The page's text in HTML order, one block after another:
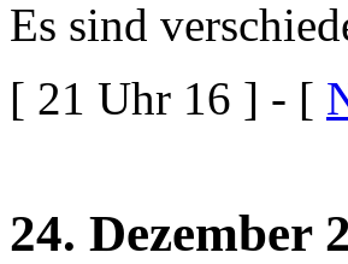
Es sind
[ 21 Uhr 16 ] - [
24. Dezember